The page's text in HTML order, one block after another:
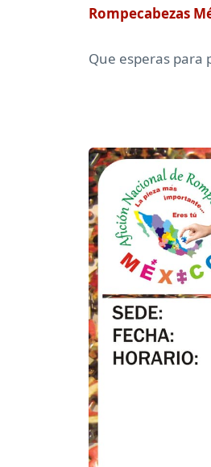
Rompecabezas
Que esperas para